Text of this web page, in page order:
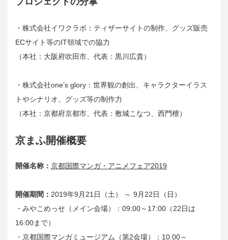
・株式会社イワクラボ：ティザーサイトの制作、グッズ販売
ECサイト等のIT領域での協力
（本社：大阪府吹田市、代表：黒川広貴）
・株式会社one’s glory：世界観の創出、キャラクターイラス
トやシナリオ、グッズ等の制作力
（本社：京都府京都市、代表：敷城こなつ、西門檀）
京まふ開催概要
開催名称： 京都国際マンガ・アニメフェア2019
開催期間： 2019年9月21日（土） ～ 9月22日（日）
・みやこめっせ（メイン会場）：09:00～17:00（22日は
16:00まで）
・京都国際マンガミュージアム（第2会場）：10:00～